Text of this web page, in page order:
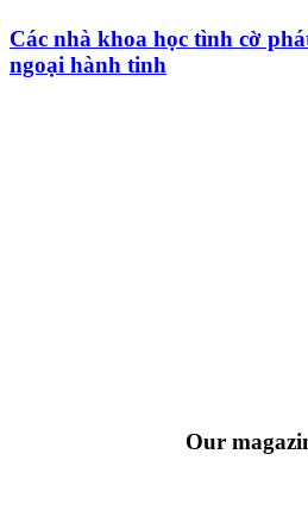
Các nhà khoa học tình cờ
ngoại hành tinh
Our